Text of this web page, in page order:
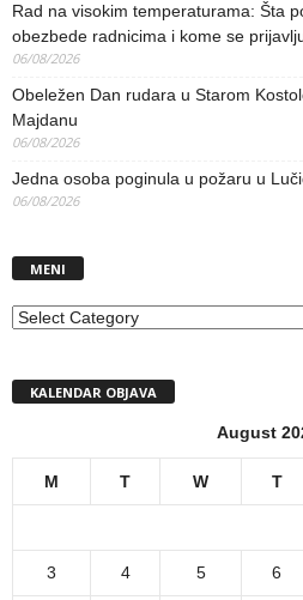
Rad na visokim temperaturama: Šta
obezbede radnicima i kome se
06/08/2026
Obeležen Dan rudara u Starom
Majdanu
06/08/2026
Jedna osoba poginula u požaru u
06/08/2026
MENI
MENI
KALENDAR OBJAVA
August
M T W T
3 4 5 6